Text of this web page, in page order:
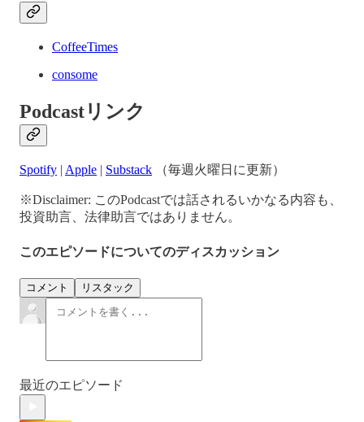
CoffeeTimes
consome
Podcastリンク
Spotify | Apple | Substack （毎週火曜日に更新）
※Disclaimer: このPodcastでは話されるいかなる内容も、
投資助言、法律助言ではありません。
このエピソードについてのディスカッション
コメント リスタック
最近のエピソード